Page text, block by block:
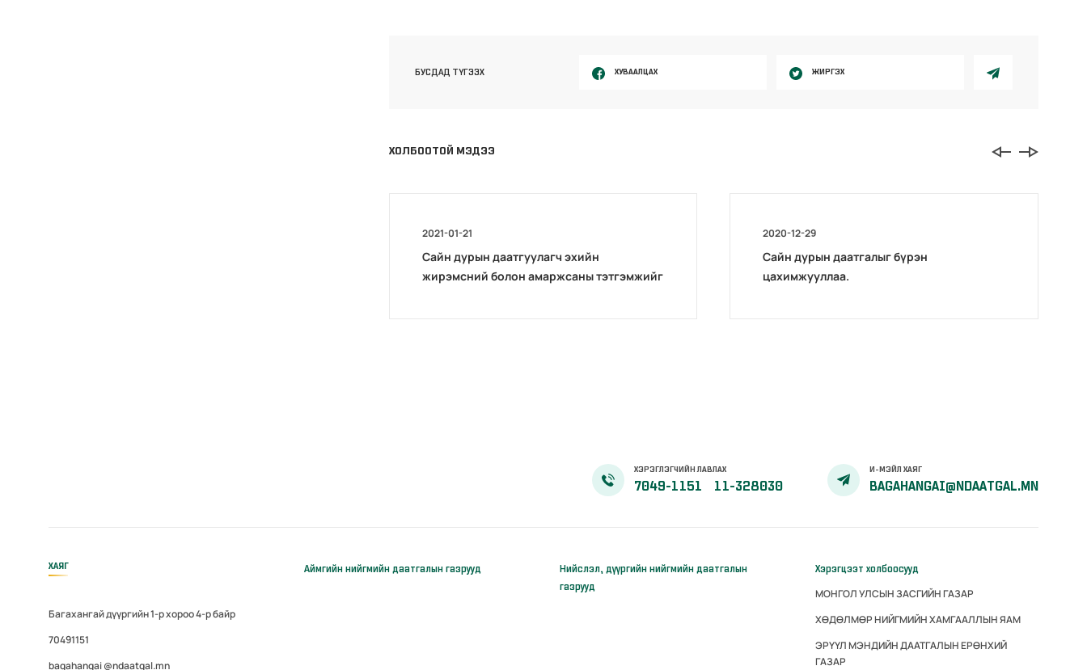
БУСДАД ТҮГЭЭХ ХУВААЛЦАХ ЖИРГЭХ
ХОЛБООТОЙ МЭДЭЭ
2021-01-21
Сайн дурын даатгуулагч эхийн
жирэмсний болон амаржсаны тэтгэмжийг
2020-12-29
Сайн дурын даатгалыг бүрэн
цахимжууллаа.
ХЭРЭГЛЭГЧИЙН ЛАВЛАХ
7049-1151 11-328030
И-МЭЙЛ ХАЯГ
BAGAHANGAI@NDAATGAL.MN
ХАЯГ
Багахангай дүүргийн 1-р хороо 4-р байр
70491151
bagahangai @ndaatgal.mn
Аймгийн нийгмийн даатгалын газрууд
Нийслэл, дүүргийн нийгмийн даатгалын
газрууд
Хэрэгцээт холбоосууд
МОНГОЛ УЛСЫН ЗАСГИЙН ГАЗАР
ХӨДӨЛМӨР НИЙГМИЙН ХАМГААЛЛЫН ЯАМ
ЭРҮҮЛ МЭНДИЙН ДААТГАЛЫН ЕРӨНХИЙ
ГАЗАР